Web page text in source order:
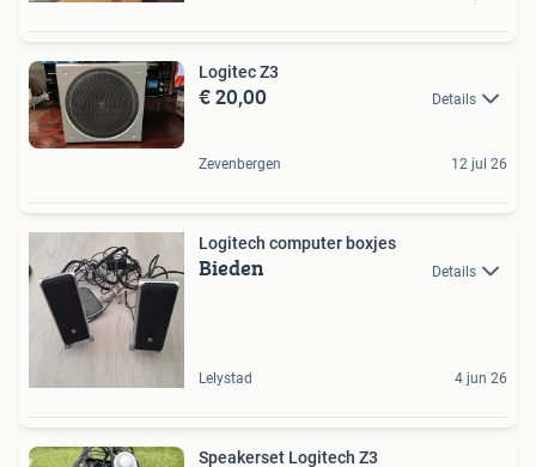
Logitec Z3
€ 20,00 Details
Zevenbergen 12 jul 26
Logitech computer boxjes
Bieden Details
Lelystad 4 jun 26
Speakerset Logitech Z3